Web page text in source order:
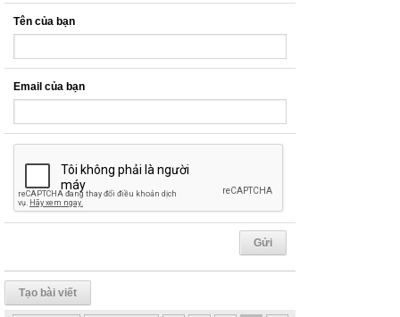
Tên của bạn
Email của bạn
Tạo bài viết